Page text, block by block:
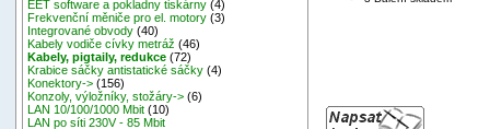
EET software a pokladny tiskárny (4)
Frekvenční měniče pro el. motory (3)
Integrované obvody (40)
Kabely vodiče cívky metráž (46)
Kabely, pigtaily, redukce (72)
Krabice sáčky antistatické sáčky (4)
Konektory-> (156)
Konzoly, výložníky, stožáry-> (6)
LAN 10/100/1000 Mbit (10)
LAN po síti 230V - 85 Mbit